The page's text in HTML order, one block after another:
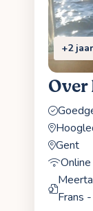
+2
Gent
Online
Frans